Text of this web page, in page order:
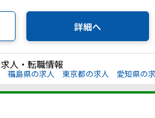
詳細へ
人・転職情報
福島県の求人 東京都の求人 愛知県の